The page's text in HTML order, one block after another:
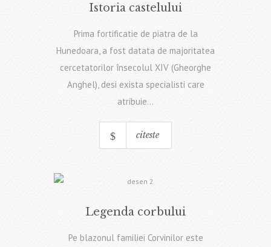
Istoria castelului
Prima fortificatie de piatra de la
Hunedoara, a fost datata de majoritatea
cercetatorilor însecolul XIV (Gheorghe
Anghel), desi exista specialisti care
atribuie...
citeste
Legenda corbului
Pe blazonul familiei Corvinilor este